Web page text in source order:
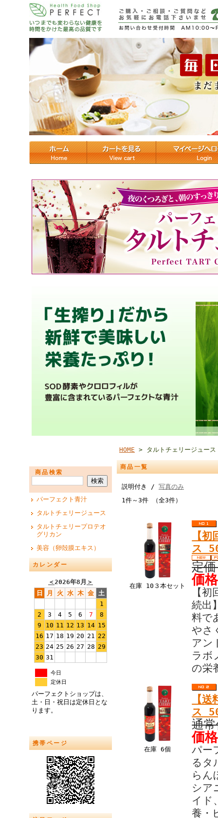
商品検索
パーフェクト青汁
タルトチェリージュース
タルトチェリープロテオ
グリカン
美容（卵殻膜エキス）
カレンダー
＜2026年8月 ＞
日
月 火 水 木 金 土
1
2
3 4 5 6 7
8
9
10 11 12 13 14 15
16 17 18 19 20 21 22
23 24 25 26 27 28 29
30 31
今日
定休日
パーフェクトショップは、
土・日・祝日は定休日とな
ります。
携帯ページ
HOME > タルトチェリージュース
商品一覧
説明付き / 写真のみ
1件～3件 （全3件）
在庫 10３本セット
【
ス
定
価
【
続出
料で
やさ
アン
ラボ
の栄
在庫 6個
【
ス
通
価
パー
るタ
らん
シア
イド
養・